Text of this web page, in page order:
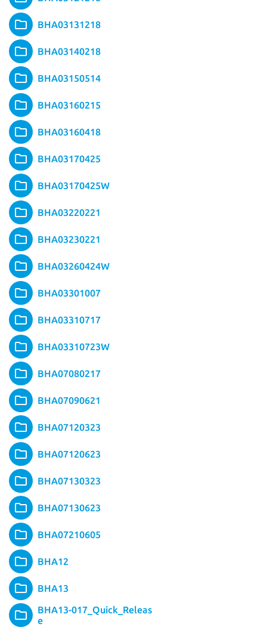
BHA03131218
BHA03140218
BHA03150514
BHA03160215
BHA03160418
BHA03170425
BHA03170425W
BHA03220221
BHA03230221
BHA03260424W
BHA03301007
BHA03310717
BHA03310723W
BHA07080217
BHA07090621
BHA07120323
BHA07120623
BHA07130323
BHA07130623
BHA07210605
BHA12
BHA13
BHA13-017_Quick_Releas
e